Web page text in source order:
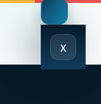
x
Close
Menu